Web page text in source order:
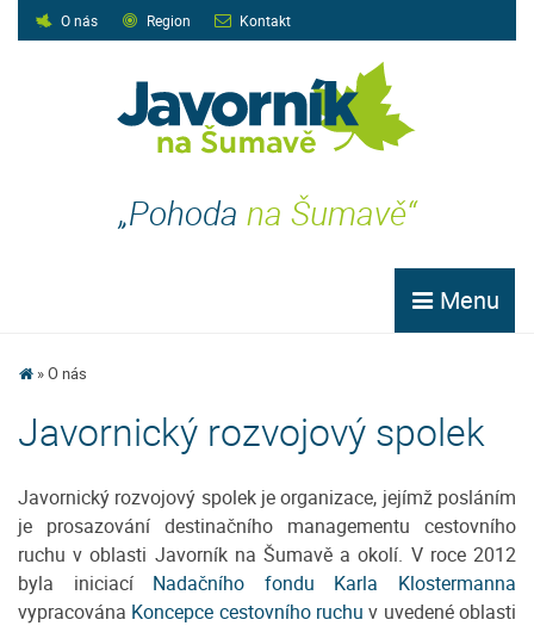
O nás Region Kontakt
„Pohoda na Šumavě“
Menu
O nás
Javornický rozvojový spolek
Javornický rozvojový spolek je organizace, jejímž posláním
je prosazování destinačního managementu cestovního
ruchu v oblasti Javorník na Šumavě a okolí. V roce 2012
byla iniciací Nadačního fondu Karla Klostermanna
vypracována Koncepce cestovního ruchu v uvedené oblasti